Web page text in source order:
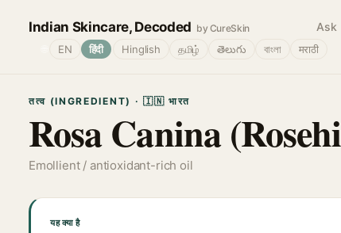
Indian Skincare, Decoded by CureSkin Ask
EN हिंदी Hinglish தமிழ் తెలుగు বাংলা मराठी
तत्व (INGREDIENT) · 🇮🇳 भारत
Rosa Canina
Emollient / antioxidant-rich oil
यह क्या है